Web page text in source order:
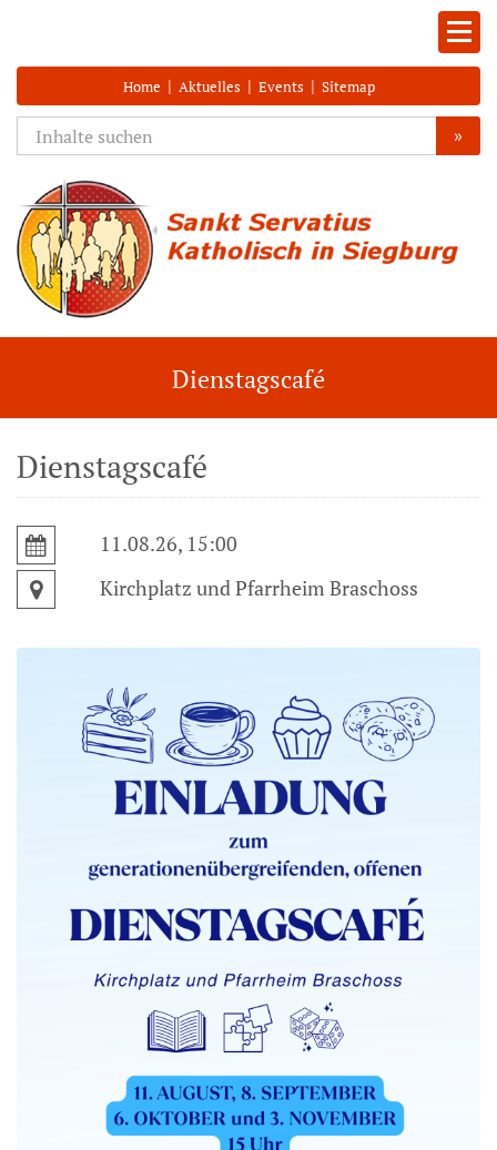
Home | Aktuelles | Events | Sitemap
»
Dienstagscafé
Dienstagscafé
11.08.26, 15:00
Kirchplatz und Pfarrheim Braschoss